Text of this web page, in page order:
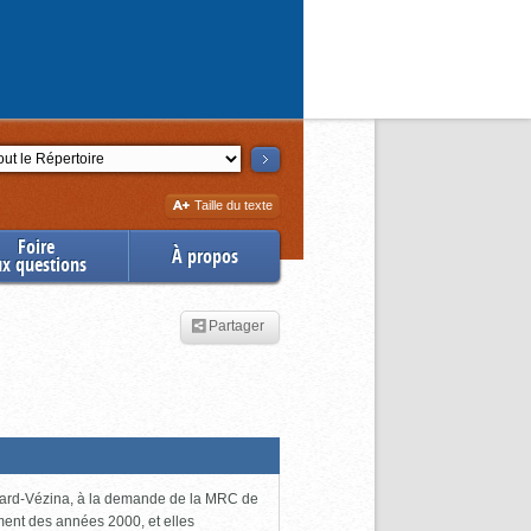
Augmenter
la
Taille du texte
Foire
questions À propos
Partager
Vézina, à la demande de la MRC de
des années 2000, et elles